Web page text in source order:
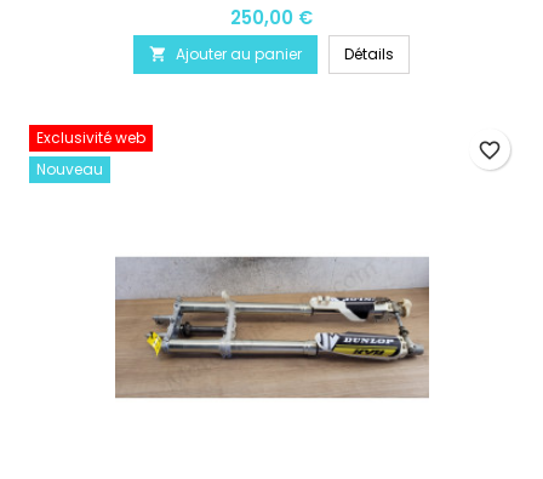
250,00 €
 Ajouter au panier Détails
Exclusivité web
Nouveau
favorite_border